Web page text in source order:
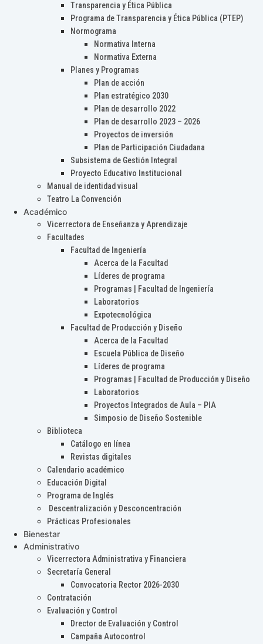
Transparencia y Ética Pública
Programa de Transparencia y Ética Pública (PTEP)
Normograma
Normativa Interna
Normativa Externa
Planes y Programas
Plan de acción
Plan estratégico 2030
Plan de desarrollo 2022
Plan de desarrollo 2023 – 2026
Proyectos de inversión
Plan de Participación Ciudadana
Subsistema de Gestión Integral
Proyecto Educativo Institucional
Manual de identidad visual
Teatro La Convención
Académico
Vicerrectora de Enseñanza y Aprendizaje
Facultades
Facultad de Ingeniería
Acerca de la Facultad
Líderes de programa
Programas | Facultad de Ingeniería
Laboratorios
Expotecnológica
Facultad de Producción y Diseño
Acerca de la Facultad
Escuela Pública de Diseño
Líderes de programa
Programas | Facultad de Producción y Diseño
Laboratorios
Proyectos Integrados de Aula – PIA
Simposio de Diseño Sostenible
Biblioteca
Catálogo en línea
Revistas digitales
Calendario académico
Educación Digital
Programa de Inglés
Descentralización y Desconcentración
Prácticas Profesionales
Bienestar
Administrativo
Vicerrectora Administrativa y Financiera
Secretaría General
Convocatoria Rector 2026-2030
Contratación
Evaluación y Control
Drector de Evaluación y Control
Campaña Autocontrol